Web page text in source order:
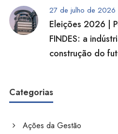
27 de julho de 2026
Eleições 2026 |
FINDES: a
construção do
Categorias
Ações da Gestão